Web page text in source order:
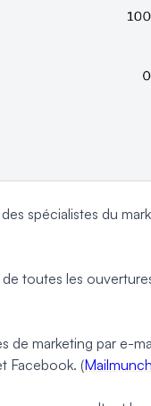
spécialistes du
toutes les
de marketing par e-
Facebook. (Mailmunch